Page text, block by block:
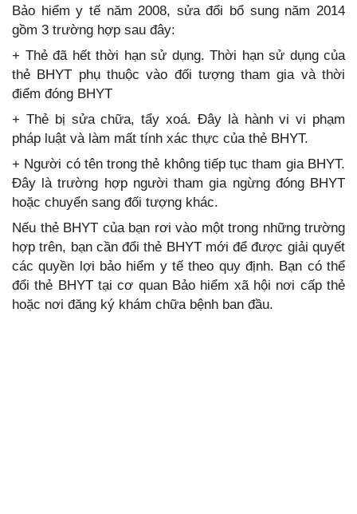
Bảo hiểm y tế năm 2008, sửa đổi bổ sung năm 2014
gồm 3 trường hợp sau đây:
+ Thẻ đã hết thời hạn sử dụng. Thời hạn sử dụng của
thẻ BHYT phụ thuộc vào đối tượng tham gia và thời
điểm đóng BHYT
+ Thẻ bị sửa chữa, tẩy xoá. Đây là hành vi vi phạm
pháp luật và làm mất tính xác thực của thẻ BHYT.
+ Người có tên trong thẻ không tiếp tục tham gia BHYT.
Đây là trường hợp người tham gia ngừng đóng BHYT
hoặc chuyển sang đối tượng khác.
Nếu thẻ BHYT của bạn rơi vào một trong những trường
hợp trên, bạn cần đổi thẻ BHYT mới để được giải quyết
các quyền lợi bảo hiểm y tế theo quy định. Bạn có thể
đổi thẻ BHYT tại cơ quan Bảo hiểm xã hội nơi cấp thẻ
hoặc nơi đăng ký khám chữa bệnh ban đầu.